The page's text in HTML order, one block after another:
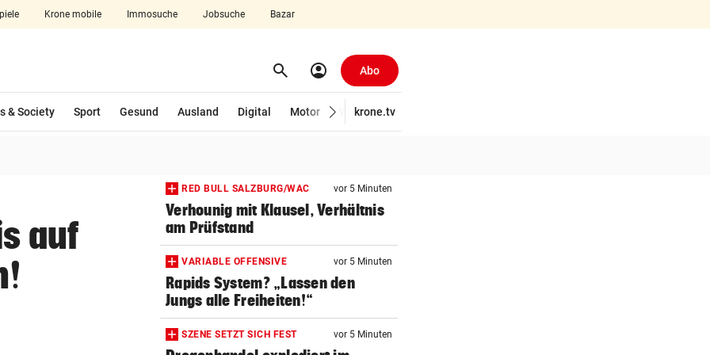
Krone mobile Immosuche Jobsuche Bazar
aufklappen search Suchen
account_circle Abo
& Society
Sport Gesund Ausland Digital Motor Wirtschaft
krone.tv
auf
RED BULL SALZBURG/WAC vor 5 Minuten
Verhounig mit Klausel, Verhältnis
am Prüfstand
VARIABLE OFFENSIVE vor 5 Minuten
Rapids System? „Lassen den
Jungs alle Freiheiten!“
SZENE SETZT SICH FEST vor 5 Minuten